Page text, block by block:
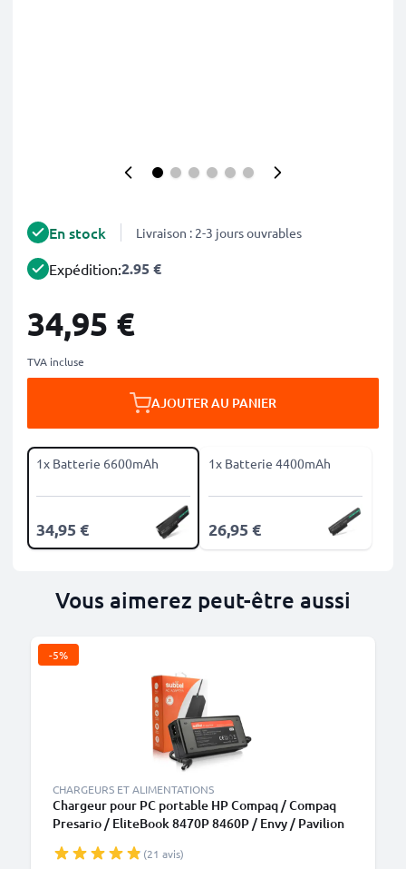
En stock Livraison : 2-3 jours ouvrables
Expédition:2.95 €
34,95 €
TVA incluse
AJOUTER AU PANIER
1x Batterie 6600mAh
34,95 €
1x Batterie 4400mAh
26,95 €
Vous aimerez peut-être aussi
-5%
CHARGEURS ET ALIMENTATIONS
Chargeur pour PC portable HP Compaq / Compaq
Presario / EliteBook 8470P 8460P / Envy / Pavilion
4.74A 90W 463955-001, Câble de Charge 2.6m
(21 avis)